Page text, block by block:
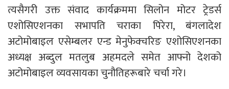
त्यसैगरी उक्त संवाद कार्यक्रममा सिलोन मोटर ट्रेडर्स
एशोसिएशनका सभापति चराका पिरेरा, बंगलादेश
अटोमोबाइल एसेम्बलर एन्ड मेनुफेक्चरिङ एशोसिएशनका
अध्यक्ष अब्दुल मतलुब अहमदले समेत आफ्नो देशको
अटोमोबाइल व्यवसायका चुनौतिहरूबारे चर्चा गरे।